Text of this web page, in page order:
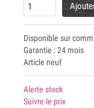
Disponible sur
Garantie : 24 mois
Article neuf
Alerte stock
Suivre le prix